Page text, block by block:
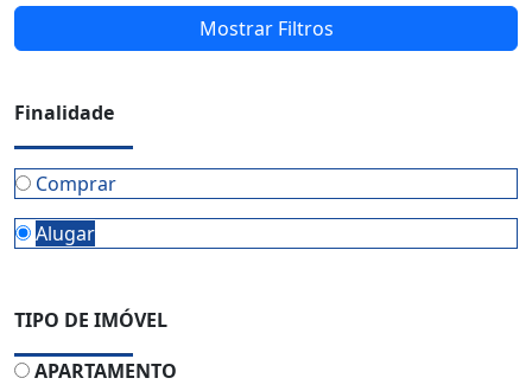
Mostrar Filtros
Finalidade
Comprar
Alugar
TIPO DE IMÓVEL
APARTAMENTO